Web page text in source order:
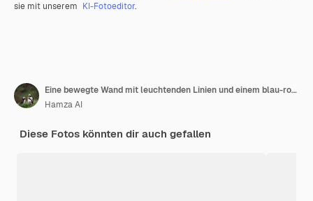
sie mit unserem KI-Fotoeditor.
Eine bewegte Wand mit leuchtenden Linien und einem blau-rosafarbenen Hintergrund
Hamza AI
Diese Fotos könnten dir auch gefallen